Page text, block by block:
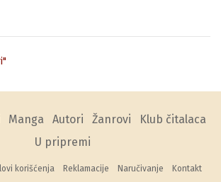
Manga Autori Žanrovi
Klub čitalaca
U pripremi
korišćenja Reklamacije Naručivanje Kontakt